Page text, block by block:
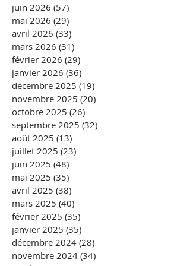
juin 2026 (57)
mai 2026 (29)
avril 2026 (33)
mars 2026 (31)
février 2026 (29)
janvier 2026 (36)
décembre 2025 (19)
novembre 2025 (20)
octobre 2025 (26)
septembre 2025 (32)
août 2025 (13)
juillet 2025 (23)
juin 2025 (48)
mai 2025 (35)
avril 2025 (38)
mars 2025 (40)
février 2025 (35)
janvier 2025 (35)
décembre 2024 (28)
novembre 2024 (34)